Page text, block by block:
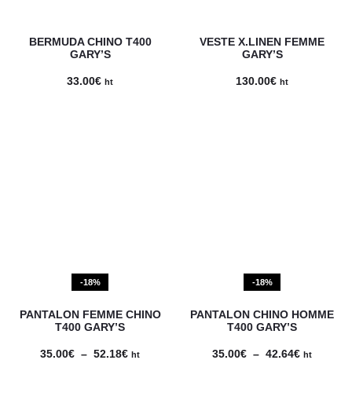
BERMUDA CHINO T400
GARY’S
33.00€ ht
VESTE X.LINEN FEMME
GARY’S
130.00€ ht
-18%
PANTALON FEMME CHINO
T400 GARY’S
35.00€ – 52.18€Plage
ht
-18%
PANTALON CHINO HOMME
T400 GARY’S
35.00€ – 42.64€Plage
ht